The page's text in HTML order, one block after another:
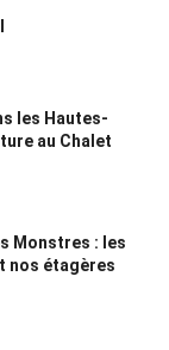
les Hautes-
au Chalet
Monstres : les
nos étagères